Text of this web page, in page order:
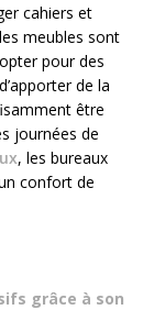
cahiers et
meubles sont
pour des
de la
être
journées de
, les bureaux
confort de
grâce à son